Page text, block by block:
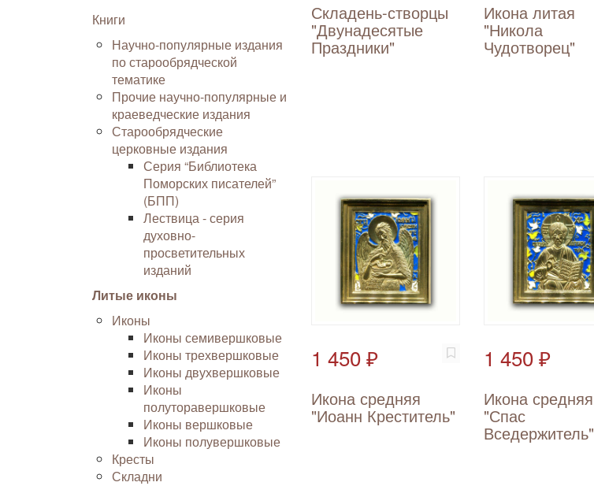
Книги
Научно-популярные издания
по старообрядческой
тематике
Прочие научно-популярные и
краеведческие издания
Старообрядческие
церковные издания
Серия “Библиотека
Поморских писателей”
(БПП)
Лествица - серия
духовно-
просветительных
изданий
Литые иконы
Иконы
Иконы семивершковые
Иконы трехвершковые
Иконы двухвершковые
Иконы
полуторавершковые
Иконы вершковые
Иконы полувершковые
Кресты
Складни
Складень-створцы
"Двунадесятые
Праздники"
Икона литая
"Никола
Чудотворец"
1 450 ₽
Икона средняя
"Иоанн Креститель"
1 450 ₽
Икона средняя
"Спас
Вседержитель"